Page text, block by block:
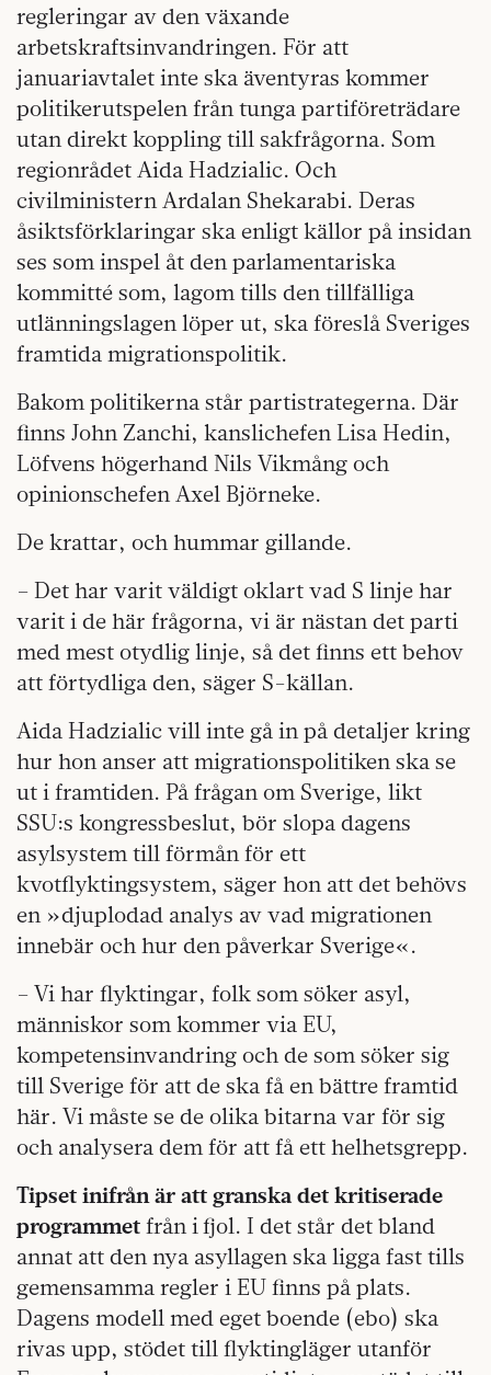
regleringar av den växande
arbetskraftsinvandringen. För att
januariavtalet inte ska äventyras kommer
politikerutspelen från tunga partiföreträdare
utan direkt koppling till sakfrågorna. Som
regionrådet Aida Hadzialic. Och
civilministern Ardalan Shekarabi. Deras
åsiktsförklaringar ska enligt källor på insidan
ses som inspel åt den parlamentariska
kommitté som, lagom tills den tillfälliga
utlänningslagen löper ut, ska föreslå Sveriges
framtida migrationspolitik.
Bakom politikerna står partistrategerna. Där
finns John Zanchi, kanslichefen Lisa Hedin,
Löfvens högerhand Nils Vikmång och
opinionschefen Axel Björneke.
De krattar, och hummar gillande.
– Det har varit väldigt oklart vad S linje har
varit i de här frågorna, vi är nästan det parti
med mest otydlig linje, så det finns ett behov
att förtydliga den, säger S-källan.
Aida Hadzialic vill inte gå in på detaljer kring
hur hon anser att migrationspolitiken ska se
ut i framtiden. På frågan om Sverige, likt
SSU:s kongressbeslut, bör slopa dagens
asylsystem till förmån för ett
kvotflyktingsystem, säger hon att det behövs
en »djuplodad analys av vad migrationen
innebär och hur den påverkar Sverige«.
– Vi har flyktingar, folk som söker asyl,
människor som kommer via EU,
kompetensinvandring och de som söker sig
till Sverige för att de ska få en bättre framtid
här. Vi måste se de olika bitarna var för sig
och analysera dem för att få ett helhetsgrepp.
Tipset inifrån är att granska det kritiserade
programmet från i fjol. I det står det bland
annat att den nya asyllagen ska ligga fast tills
gemensamma regler i EU finns på plats.
Dagens modell med eget boende (ebo) ska
rivas upp, stödet till flyktingläger utanför